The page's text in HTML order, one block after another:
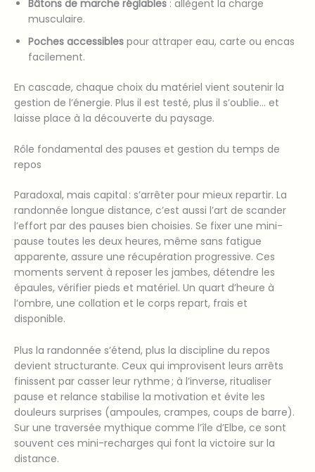
Bâtons de marche réglables : allègent la charge
musculaire.
Poches accessibles pour attraper eau, carte ou encas
facilement.
En cascade, chaque choix du matériel vient soutenir la
gestion de l’énergie. Plus il est testé, plus il s’oublie… et
laisse place à la découverte du paysage.
Rôle fondamental des pauses et gestion du temps de
repos
Paradoxal, mais capital : s’arrêter pour mieux repartir. La
randonnée longue distance, c’est aussi l’art de scander
l’effort par des pauses bien choisies. Se fixer une mini-
pause toutes les deux heures, même sans fatigue
apparente, assure une récupération progressive. Ces
moments servent à reposer les jambes, détendre les
épaules, vérifier pieds et matériel. Un quart d’heure à
l’ombre, une collation et le corps repart, frais et
disponible.
Plus la randonnée s’étend, plus la discipline du repos
devient structurante. Ceux qui improvisent leurs arrêts
finissent par casser leur rythme ; à l’inverse, ritualiser
pause et relance stabilise la motivation et évite les
douleurs surprises (ampoules, crampes, coups de barre).
Sur une traversée mythique comme l’île d’Elbe, ce sont
souvent ces mini-recharges qui font la victoire sur la
distance.